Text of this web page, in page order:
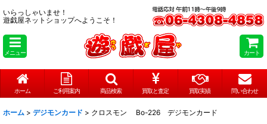
いらっしゃいませ！
遊戯屋ネットショップへようこそ！
メニュー カート
ホーム ご利用案内 商品検索 買取と査定 買取実績 問い合わせ
ホーム > デジモンカード > クロスモン Bo-226 デジモンカード